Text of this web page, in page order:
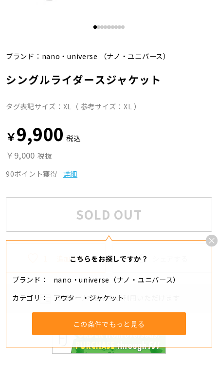
ブランド： nano・universe （ナノ・ユニバース）
シングルライダースジャケット
タグ表記サイズ：XL（ 参考サイズ：XL ）
￥9,900 税込
￥9,000 税抜
90ポイント獲得
詳細
SOLD OUT
こちらをお探しですか？
ブランド
nano・universe（ナノ・ユニバース）
カテゴリ
アウター・ジャケット
この条件でもっと見る
追加する
分割・リボ払いもご利用いただけます